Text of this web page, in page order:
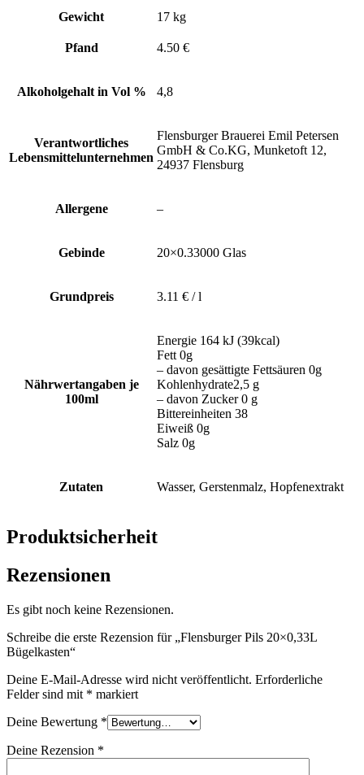
Gewicht 17 kg
Pfand 4.50 €
Alkoholgehalt in Vol % 4,8
Verantwortliches
Lebensmittelunternehmen
Flensburger Brauerei Emil Petersen
GmbH & Co.KG, Munketoft 12,
24937 Flensburg
Allergene –
Gebinde 20×0.33000 Glas
Grundpreis 3.11 € / l
Nährwertangaben je
100ml
Energie 164 kJ (39kcal)
Fett 0g
– davon gesättigte Fettsäuren 0g
Kohlenhydrate2,5 g
– davon Zucker 0 g
Bittereinheiten 38
Eiweiß 0g
Salz 0g
Zutaten Wasser, Gerstenmalz, Hopfenextrakt
Produktsicherheit
Rezensionen
Es gibt noch keine Rezensionen.
Schreibe die erste Rezension für „Flensburger Pils 20×0,33L
Bügelkasten“
Deine E-Mail-Adresse wird nicht veröffentlicht. Erforderliche
Felder sind mit * markiert
Deine Bewertung *
Deine Rezension *